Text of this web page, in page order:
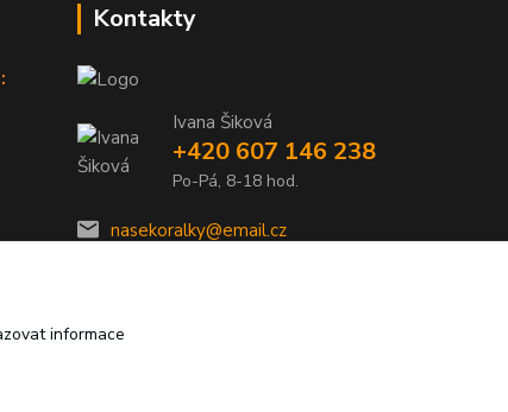
Kontakty
Ivana Šiková
+420 607 146 238
Po-Pá, 8-18 hod.
nasekoralky@email.cz
informace